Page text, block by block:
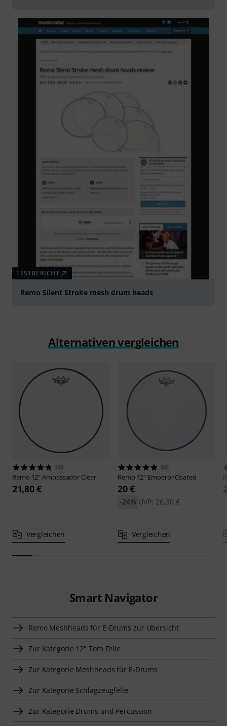
TESTBERICHT
Remo Silent Stroke mesh drum heads
Alternativen vergleichen
343
Remo 12" Ambassador Clear
21,80 €
Vergleichen
362
Remo 12" Emperor Coated
20 €
UVP: 26,30 €
-24%
Vergleichen
Smart Navigator
Remo Meshheads für E-Drums zur Übersicht
Zur Kategorie 12" Tom Felle
Zur Kategorie Meshheads für E-Drums
Zur Kategorie Schlagzeugfelle
Zur Kategorie Drums und Percussion